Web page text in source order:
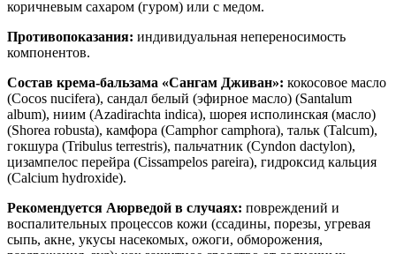
коричневым сахаром (гуром) или с медом.
Противопоказания: индивидуальная непереносимость
компонентов.
Состав крема-бальзама «Сангам Дживан»: кокосовое масло
(Cocos nucifera), сандал белый (эфирное масло) (Santalum
album), ниим (Azadirachta indica), шорея исполинская (масло)
(Shorea robusta), камфора (Camphor camphora), тальк (Talcum),
гокшура (Tribulus terrestris), пальчатник (Cyndon dactylon),
цизампелос перейра (Cissampelos pareira), гидроксид кальция
(Calcium hydroxide).
Рекомендуется Аюрведой в случаях: повреждений и
воспалительных процессов кожи (ссадины, порезы, угревая
сыпь, акне, укусы насекомых, ожоги, обморожения,